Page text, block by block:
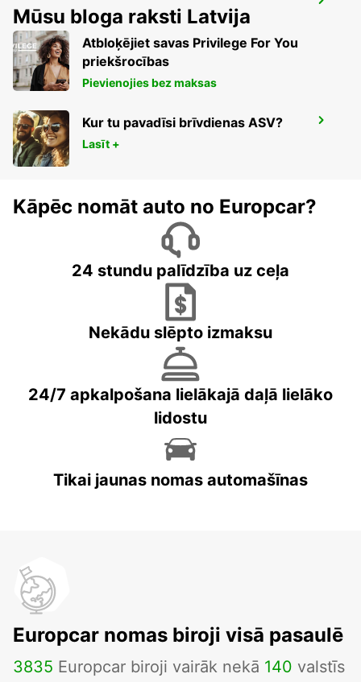
RIGA STARPTAUTISKA LIDOSTA
RIGA - LATVIA
GDANSKA LIDOSTA
GDANSK - POLAND
Mūsu bloga raksti Latvija
Atbloķējiet savas Privilege For You
priekšrocības
Pievienojies bez maksas
Kur tu pavadīsi brīvdienas ASV?
Lasīt +
Kāpēc nomāt auto no Europcar?
24 stundu palīdzība uz ceļa
Nekādu slēpto izmaksu
24/7 apkalpošana lielākajā daļā lielāko
lidostu
Tikai jaunas nomas automašīnas
Europcar nomas biroji visā pasaulē
3835 Europcar biroji vairāk nekā 140 valstīs